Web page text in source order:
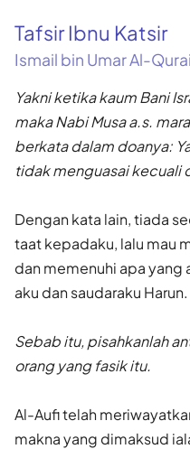
Tafsir Ibnu Katsir
Ismail bin Umar Al-
Yakni ketika kaum Bani
maka Nabi Musa a.s.
berkata dalam doanya:
tidak menguasai kecuali
Dengan kata lain, tiada
taat kepadaku, lalu mau
dan memenuhi apa yang
aku dan saudaraku Harun.
Sebab itu, pisahkanlah
orang yang fasik itu.
Al-Aufi telah
makna yang dimaksud